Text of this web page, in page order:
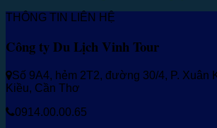
THÔNG TIN LIÊN HỆ
Công ty Du Lịch Vinh Tour
Số 9A4, hẻm 2T2, đường 30/4, P. Xuân
Kiều, Cần Thơ
0914.00.00.65